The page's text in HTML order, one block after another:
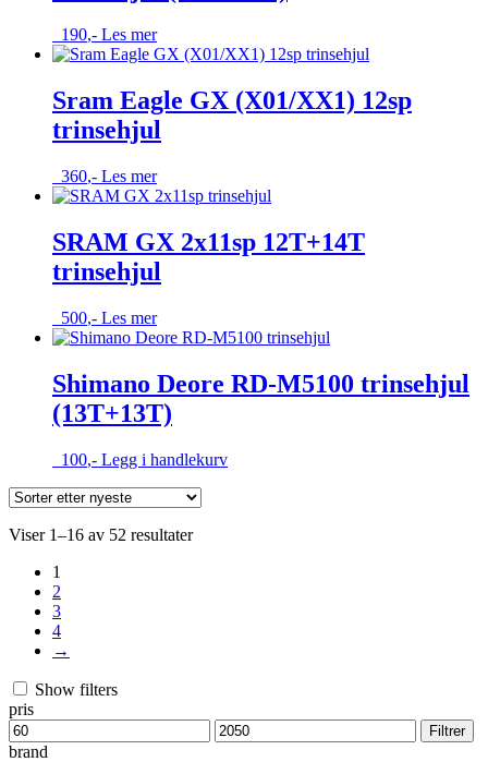
190,- Les mer
Sram Eagle GX (X01/XX1) 12sp
trinsehjul
360,- Les mer
SRAM GX 2x11sp 12T+14T
trinsehjul
500,- Les mer
Shimano Deore RD-M5100 trinsehjul
(13T+13T)
100,- Legg i handlekurv
Viser 1–16 av 52 resultaterSortert
1
2
3
4
→
Show filters
pris
Min.
pris
Makspris Filtrer
brand